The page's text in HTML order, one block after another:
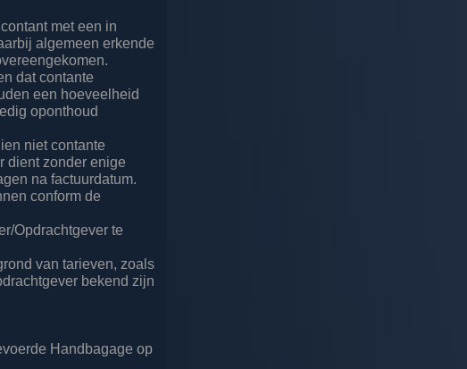
met een in
algemeen erkende
dat contante
een hoeveelheid
oponthoud
niet contante
dient zonder enige
na factuurdatum.
conform de
Opdrachtgever te
van tarieven, zoals
bekend zijn
Handbagage op